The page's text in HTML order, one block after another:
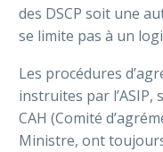
des DSCP soit une
se limite pas à un
Les procédures
instruites par l’ASIP,
CAH (Comité
Ministre, ont